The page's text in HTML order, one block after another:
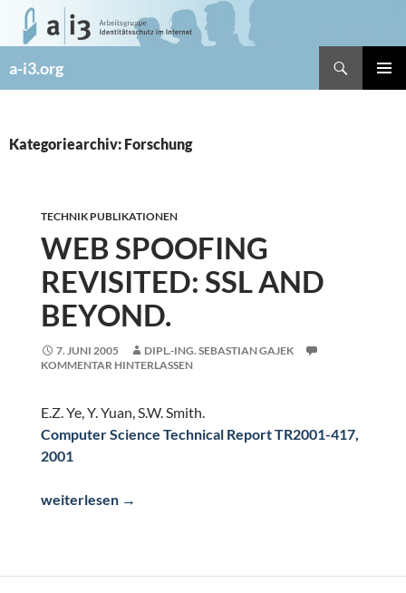
Zum
Inhalt
a-i3.org
Kategoriearchiv: Forschung
TECHNIK PUBLIKATIONEN
WEB SPOOFING
REVISITED: SSL AND
BEYOND.
7. JUNI 2005
DIPL.-ING. SEBASTIAN GAJEK
KOMMENTAR HINTERLASSEN
E.Z. Ye, Y. Yuan, S.W. Smith.
Computer Science Technical Report TR2001-417,
2001
Web Spoofing Revisited: SSL and Beyond.
weiterlesen →